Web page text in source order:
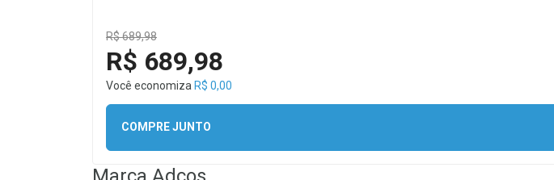
R$ 689,98
R$ 689,98
Você economiza R$ 0,00
COMPRE JUNTO